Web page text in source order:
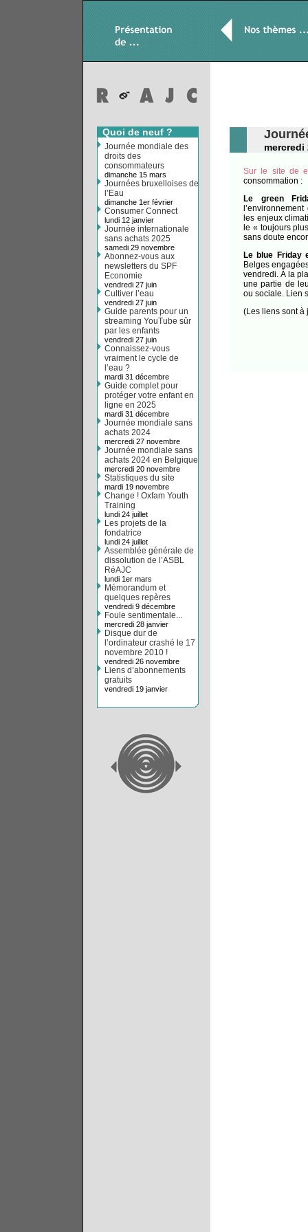
Quoi de neuf ?
Journée mondiale des
droits des
consommateurs
dimanche 15 mars
Journées bruxelloises de
l’Eau
dimanche 1er février
Consumer Connect
lundi 12 janvier
Journée internationale
sans achats 2025
samedi 29 novembre
Abonnez-vous aux
newsletters du SPF
Economie
vendredi 27 juin
Cultiver l’eau
vendredi 27 juin
Guide parents pour un
streaming YouTube sûr
par les enfants
vendredi 27 juin
Connaissez-vous
vraiment le cycle de
l’eau ?
mardi 31 décembre
Guide complet pour
protéger votre enfant en
ligne en 2025
mardi 31 décembre
Journée mondiale sans
achats 2024
mercredi 27 novembre
Journée mondiale sans
achats 2024 en Belgique
mercredi 20 novembre
Statistiques du site
mardi 19 novembre
Change ! Oxfam Youth
Training
lundi 24 juillet
Les projets de la
fondatrice
lundi 24 juillet
Assemblée générale de
dissolution de l’ASBL
RéAJC
lundi 1er mars
Mémorandum et
quelques repères
vendredi 9 décembre
Foule sentimentale...
mercredi 28 janvier
Disque dur de
l’ordinateur crashé le 17
novembre 2010 !
vendredi 26 novembre
Liens d’abonnements
gratuits
vendredi 19 janvier
mercredi
Sur le site de
consommation :
Le green
les enjeux
le « toujours
sans doute
Le blue Friday
Belges
vendredi. À la
une partie de
ou sociale. Lien
(Les liens sont à